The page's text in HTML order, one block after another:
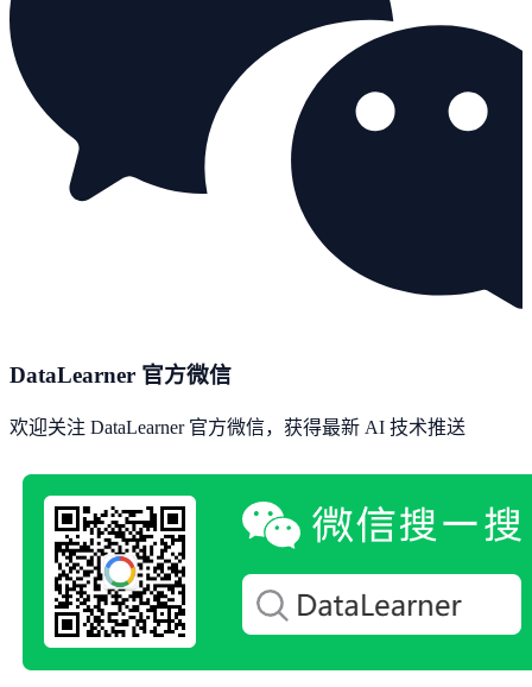
DataLearner 官方微信
欢迎关注 DataLearner 官方微信，获得最新 AI 技术推送